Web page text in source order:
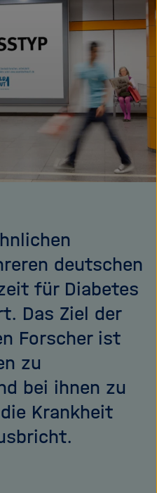
ß
e
n
n
/
s
c
h
i
e
deutschen
für Diabetes
Das Ziel der
Forscher ist
zu
bei ihnen zu
Krankheit